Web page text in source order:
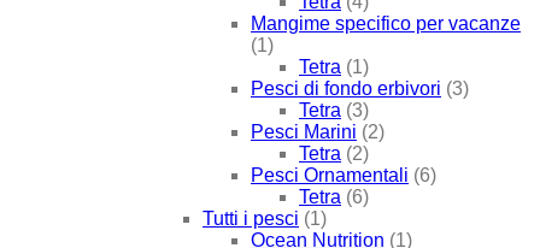
Mangime specifico per vacanze
(1)
Tetra (1)
Pesci di fondo erbivori (3)
Tetra (3)
Pesci Marini (2)
Tetra (2)
Pesci Ornamentali (6)
Tetra (6)
Tutti i pesci (1)
Ocean Nutrition (1)